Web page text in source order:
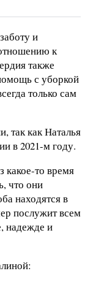
и
к
также
с уборкой
только сам
так как Наталья
в 2021-м году.
какое-то время
что они
находятся в
послужит всем
надежде и